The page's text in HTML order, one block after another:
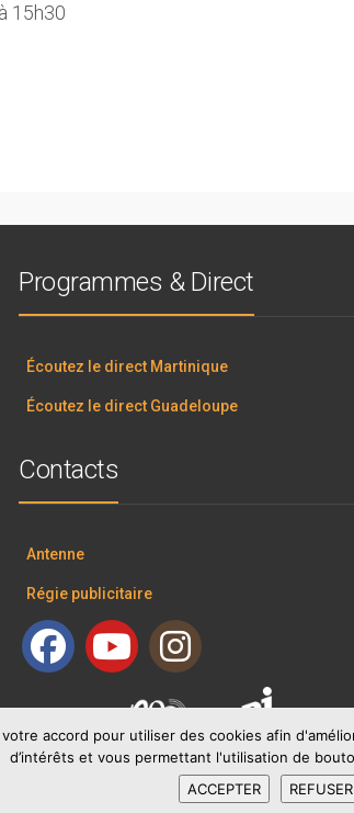
15h30
Programmes & Direct
Écoutez le direct Martinique
Écoutez le direct Guadeloupe
Contacts
Antenne
Régie publicitaire
RCI GROUP
accord pour utiliser des cookies afin
d’intérêts et vous permettant l'utilisation de
ACCEPTER
REFUSER